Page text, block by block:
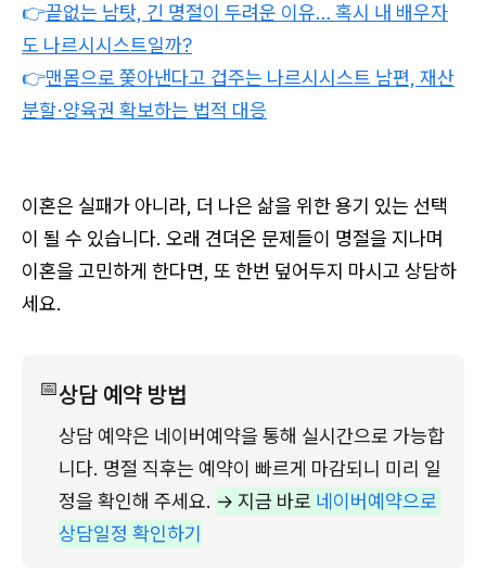
👉끝없는 남탓, 긴 명절이 두려운 이유… 혹시 내 배우자
도 나르시시스트일까?
👉맨몸으로 쫓아낸다고 겁주는 나르시시스트 남편, 재산
분할·양육권 확보하는 법적 대응
이혼은 실패가 아니라, 더 나은 삶을 위한 용기 있는 선택
이 될 수 있습니다. 오래 견뎌온 문제들이 명절을 지나며
이혼을 고민하게 한다면, 또 한번 덮어두지 마시고 상담하
세요.
📅상담 예약 방법
상담 예약은 네이버예약을 통해 실시간으로 가능합
니다. 명절 직후는 예약이 빠르게 마감되니 미리 일
정을 확인해 주세요. → 지금 바로 네이버예약으로
상담일정 확인하기